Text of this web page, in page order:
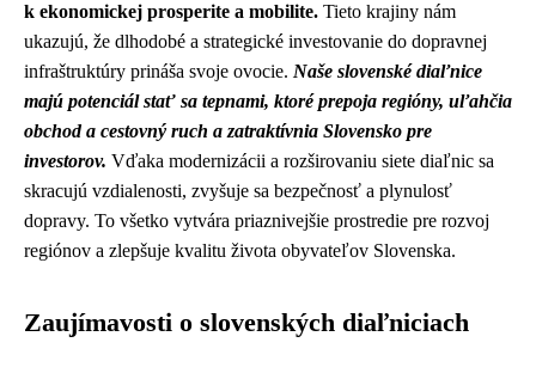
k ekonomickej prosperite a mobilite. Tieto krajiny nám
ukazujú, že dlhodobé a strategické investovanie do dopravnej
infraštruktúry prináša svoje ovocie. Naše slovenské diaľnice
majú potenciál stať sa tepnami, ktoré prepoja regióny, uľahčia
obchod a cestovný ruch a zatraktívnia Slovensko pre
investorov. Vďaka modernizácii a rozširovaniu siete diaľnic sa
skracujú vzdialenosti, zvyšuje sa bezpečnosť a plynulosť
dopravy. To všetko vytvára priaznivejšie prostredie pre rozvoj
regiónov a zlepšuje kvalitu života obyvateľov Slovenska.
Zaujímavosti o slovenských diaľniciach